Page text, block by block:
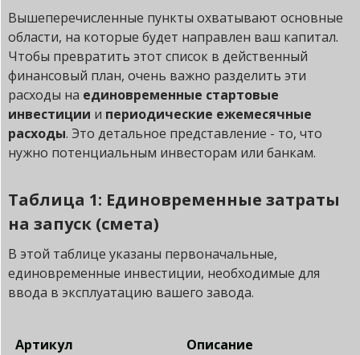
Вышеперечисленные пункты охватывают основные
области, на которые будет направлен ваш капитал.
Чтобы превратить этот список в действенный
финансовый план, очень важно разделить эти
расходы на единовременные стартовые
инвестиции и периодические ежемесячные
расходы. Это детальное представление - то, что
нужно потенциальным инвесторам или банкам.
Таблица 1: Единовременные затраты
на запуск (смета)
В этой таблице указаны первоначальные,
единовременные инвестиции, необходимые для
ввода в эксплуатацию вашего завода.
Артикул Описание